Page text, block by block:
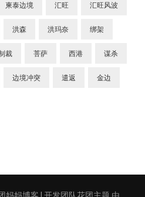
柬泰边境 汇旺 汇旺风波
洪森 洪玛奈 绑架
裁 菩萨 西港 谋杀
边境冲突 遣返 金边